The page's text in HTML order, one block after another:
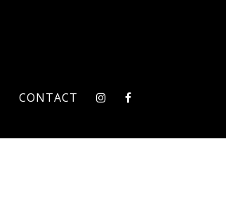
CONTACT